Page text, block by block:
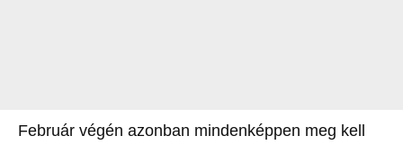
Február végén azonban mindenképpen meg kell